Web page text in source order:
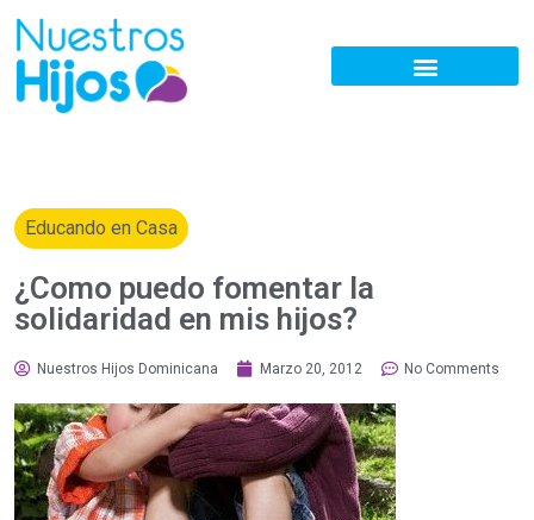
Educando en Casa
¿Como puedo fomentar la
solidaridad en mis hijos?
Nuestros Hijos Dominicana Marzo 20, 2012 No Comments